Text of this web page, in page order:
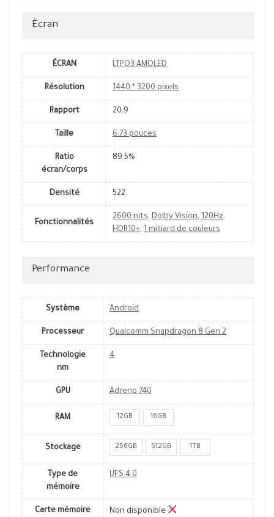
Écran
ÉCRAN LTPO3 AMOLED
Résolution 1440 * 3200 pixels
Rapport 20:9
Taille 6.73 pouces
Ratio
écran/corps
89.5%
Densité 522
Fonctionnalités
2600 nits, Dolby Vision, 120Hz,
HDR10+, 1 milliard de couleurs
Performance
Système Android
Processeur Qualcomm Snapdragon 8 Gen 2
Technologie
nm
4
GPU Adreno 740
RAM 12GB 16GB
Stockage 256GB 512GB 1TB
Type de
mémoire
UFS 4.0
Carte mémoire Non disponible